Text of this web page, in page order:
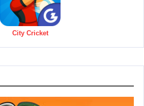
City Cricket